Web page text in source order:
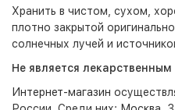
Хранить в чистом, сухом,
плотно закрытой
солнечных лучей и
Не является
Интернет-магазин